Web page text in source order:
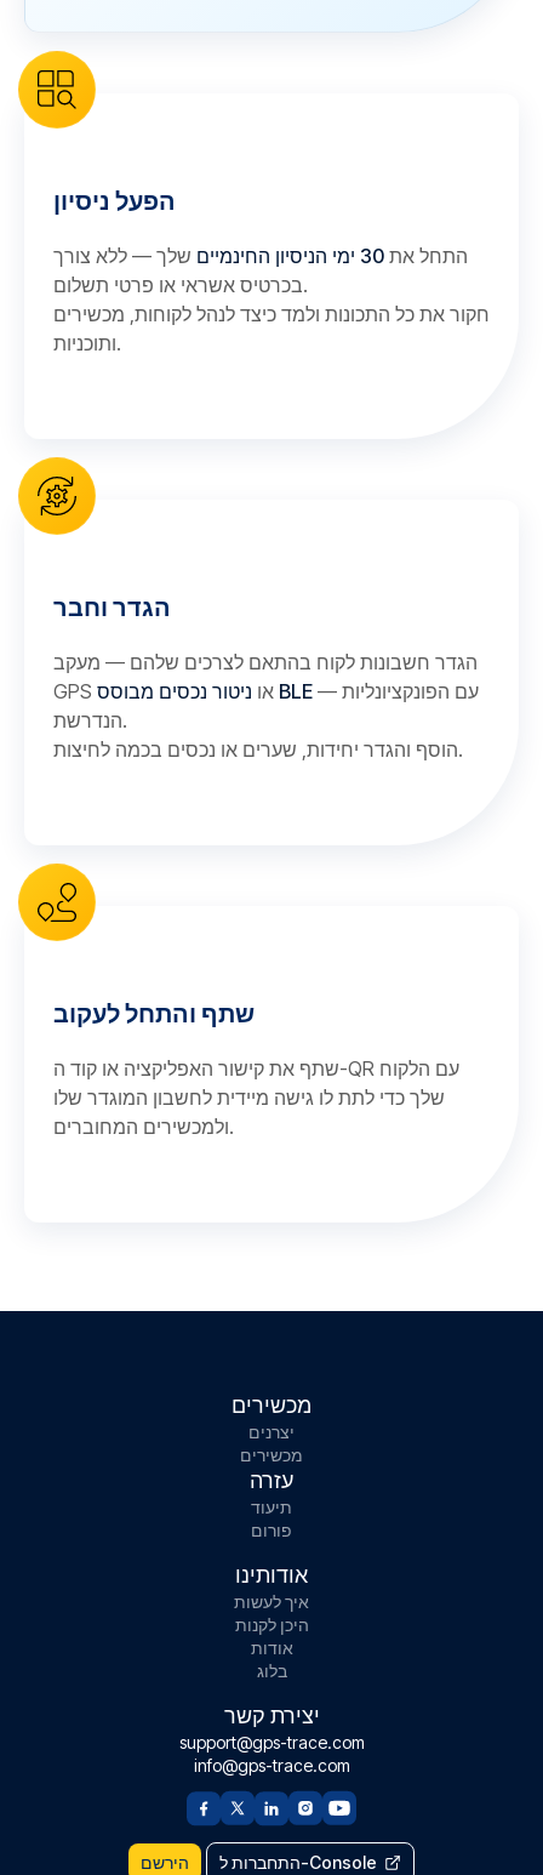
הפעל ניסיון
התחל את 30 ימי הניסיון החינמיים
שלך — ללא צורך
בכרטיס אשראי או פרטי תשלום.
חקור את כל התכונות ולמד כיצד לנהל לקוחות, מכשירים
ותוכניות.
הגדר וחבר
הגדר חשבונות לקוח בהתאם לצרכים שלהם — מעקב
GPS או ניטור נכסים מבוסס BLE — עם הפונקציונליות
הנדרשת.
הוסף והגדר יחידות, שערים או נכסים בכמה לחיצות.
שתף והתחל לעקוב
שתף את קישור האפליקציה או קוד ה-QR עם הלקוח
שלך כדי לתת לו גישה מיידית לחשבון המוגדר שלו
ולמכשירים המחוברים.
מכשירים
יצרנים
מכשירים
עזרה
תיעוד
פורום
אודותינו
איך לעשות
היכן לקנות
אודות
בלוג
יצירת קשר
support@gps-trace.com
info@gps-trace.com
הירשם התחברות ל-Console